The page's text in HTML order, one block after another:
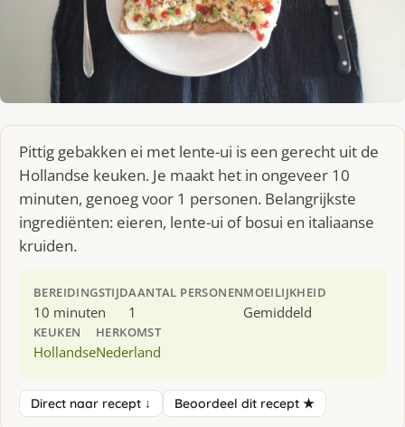
Pittig gebakken ei met lente-ui is een gerecht uit de
Hollandse keuken. Je maakt het in ongeveer 10
minuten, genoeg voor 1 personen. Belangrijkste
ingrediënten: eieren, lente-ui of bosui en italiaanse
kruiden.
BEREIDINGSTIJD
10 minuten
AANTAL PERSONEN
1
MOEILIJKHEID
Gemiddeld
KEUKEN
Hollandse
HERKOMST
Nederland
Direct naar recept ↓ Beoordeel dit recept ★